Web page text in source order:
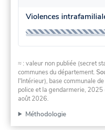
Violences
≈ : valeur non publiée (secret
communes du département.
l'Intérieur), base communale
police et la gendarmerie, 2025
août 2026.
Méthodologie